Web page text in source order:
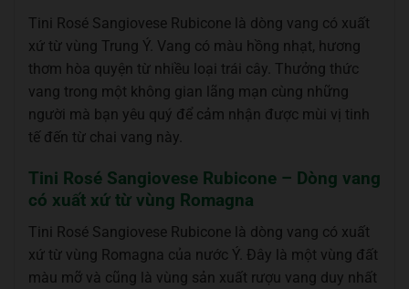
Tini Rosé Sangiovese Rubicone là dòng vang có xuất
xứ từ vùng Trung Ý. Vang có màu hồng nhạt, hương
thơm hòa quyện từ nhiều loại trái cây. Thưởng thức
vang trong một không gian lãng mạn cùng những
người mà bạn yêu quý để cảm nhận được mùi vị tinh
tế đến từ chai vang này.
Tini Rosé Sangiovese Rubicone – Dòng vang
có xuất xứ từ vùng Romagna
Tini Rosé Sangiovese Rubicone là dòng vang có xuất
xứ từ vùng Romagna của nước Ý. Đây là một vùng đất
màu mỡ và cũng là vùng sản xuất rượu vang duy nhất